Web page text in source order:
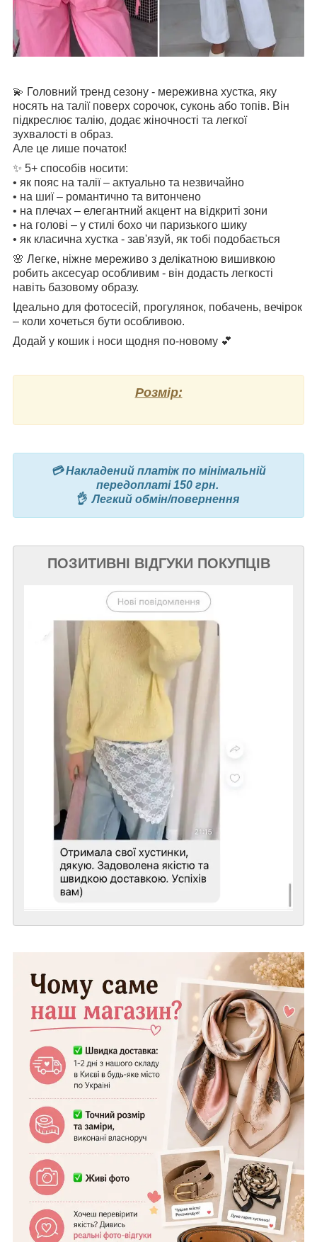
💫 Головний тренд сезону - мереживна хустка, яку
носять на талії поверх сорочок, суконь або топів. Він
підкреслює талію, додає жіночності та легкої
зухвалості в образ.
Але це лише початок!
✨ 5+ способів носити:
• як пояс на талії – актуально та незвичайно
• на шиї – романтично та витончено
• на плечах – елегантний акцент на відкриті зони
• на голові – у стилі бохо чи паризького шику
• як класична хустка - зав'язуй, як тобі подобається
🌸 Легке, ніжне мереживо з делікатною вишивкою
робить аксесуар особливим - він додасть легкості
навіть базовому образу.
Ідеально для фотосесій, прогулянок, побачень, вечірок
– коли хочеться бути особливою.
Додай у кошик і носи щодня по-новому 💕
Розмір:
💳 Накладений платіж по мінімальній
передоплаті 150 грн.
👌 Легкий обмін/повернення
ПОЗИТИВНІ ВІДГУКИ ПОКУПЦІВ